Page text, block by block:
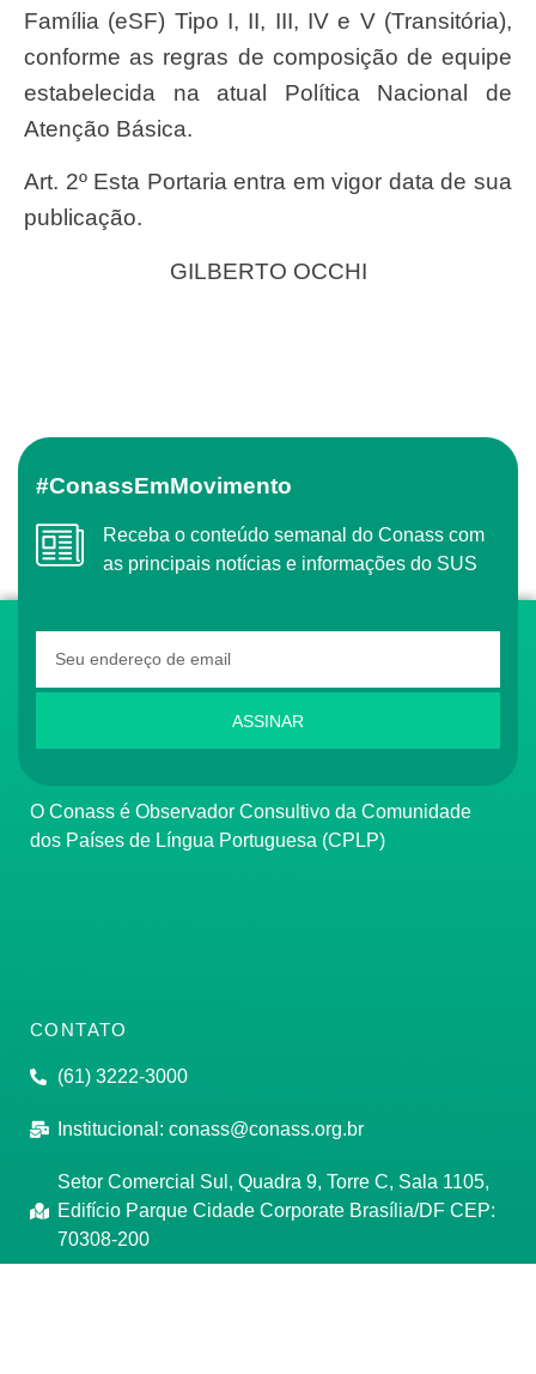
Família (eSF) Tipo I, II, III, IV e V (Transitória),
conforme as regras de composição de equipe
estabelecida na atual Política Nacional de
Atenção Básica.
Art. 2º Esta Portaria entra em vigor data de sua
publicação.
GILBERTO OCCHI
#ConassEmMovimento
Receba o conteúdo semanal do Conass com
as principais notícias e informações do SUS
ASSINAR
O Conass é Observador Consultivo da Comunidade
dos Países de Língua Portuguesa (CPLP)
CONTATO
(61) 3222-3000
Institucional: conass@conass.org.br
Setor Comercial Sul, Quadra 9, Torre C, Sala 1105,
Edifício Parque Cidade Corporate Brasília/DF CEP:
70308-200